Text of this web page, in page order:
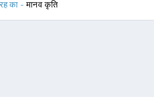
का -मानव कृति